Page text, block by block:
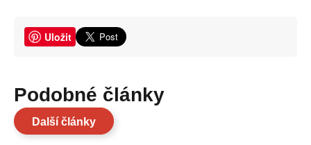
Uložit
Podobné články
Další články